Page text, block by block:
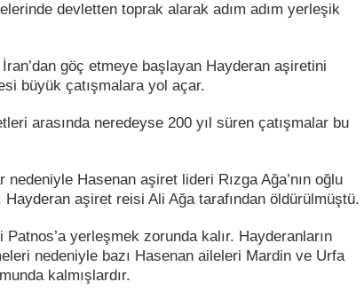
devletten toprak alarak adım adım yerleşik
İran’dan göç etmeye başlayan Hayderan aşiretini
büyük çatışmalara yol açar.
arasında neredeyse 200 yıl süren çatışmalar bu
nedeniyle Hasenan aşiret lideri Rızga Ağa’nın oğlu
Hayderan aşiret reisi Ali Ağa tarafından öldürülmüştü.
yerleşmek zorunda kalır. Hayderanların
nedeniyle bazı Hasenan aileleri Mardin ve Urfa
kalmışlardır.